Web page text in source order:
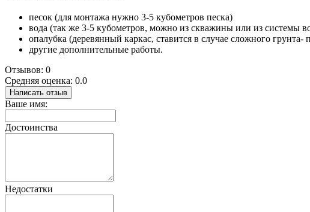
песок (для монтажа нужно 3-5 кубометров песка)
вода (так же 3-5 кубометров, можно из скважины или из системы
опалубка (деревянный каркас, ставится в случае сложного
другие дополнительные работы.
Отзывов: 0
Средняя оценка: 0.0
Написать отзыв
Ваше имя:
Достоинства
Недостатки